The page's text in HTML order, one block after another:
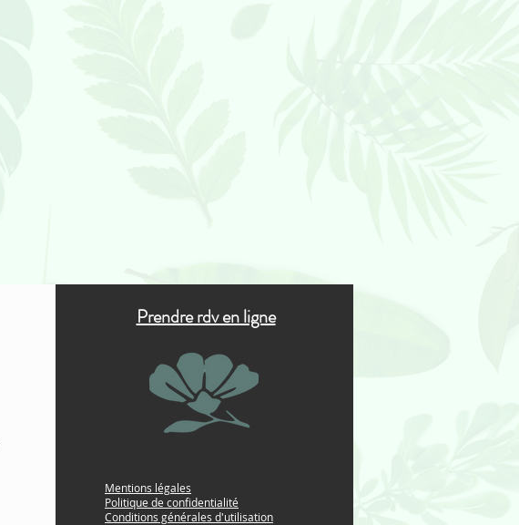
Prendre rdv en ligne
Mentions légales
Politique de confidentialité
Conditions générales d'utilisation